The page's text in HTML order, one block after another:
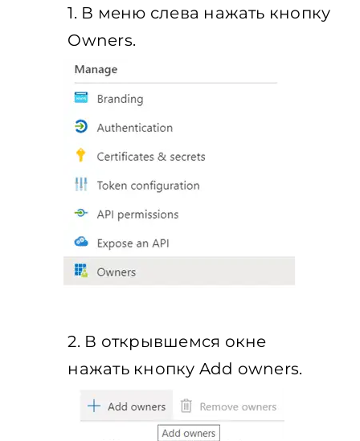
1. В меню слева нажать кнопку
Owners.
2. В открывшемся окне
нажать кнопку Add owners.